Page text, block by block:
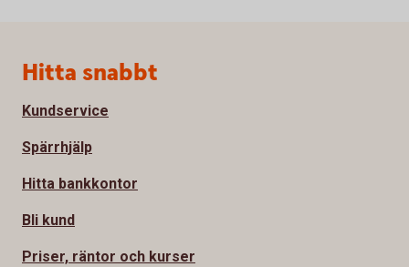
Sidfot
Hitta snabbt
Kundservice
Spärrhjälp
Hitta bankkontor
Bli kund
Priser, räntor och kurser